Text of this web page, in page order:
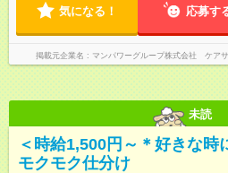
気になる！ 応募す
掲載元企業名 マンパワーグループ株式会社 ケア
未読
＜時給1,500円～＊好きな時
モクモク仕分け